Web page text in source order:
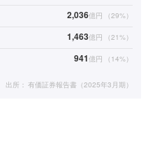
2,036億円 （29%）
1,463億円 （21%）
941億円 （ 14%）
出所： 有価証券報告書（2025年3月期）